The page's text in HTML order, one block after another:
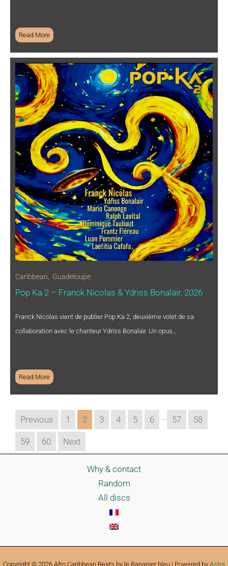
Read More
Caribbean Guadeloupe
Pop Ka 2 – Franck Nicolas & Ydriss Bonalair, 2026
Franck Nicolas vient de publier Pop Ka 2, deuxième volet de sa
collaboration avec le chanteur Ydriss Bonalair. Un opus…
Read More
Previous 1 2 3 4 5 6 … 57 58
59 60 Next
Why & contact
Random
All discs
Copyright © 2026 Afro Caribbean Beats by le Bananier bleu | Powered by Astra